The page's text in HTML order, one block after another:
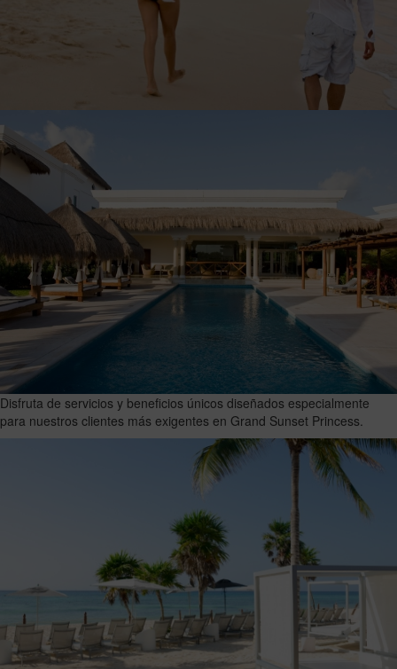
Disfruta de servicios y beneficios únicos diseñados especialmente
para nuestros clientes más exigentes en Grand Sunset Princess.